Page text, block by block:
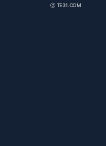
ⓒ TE31.COM